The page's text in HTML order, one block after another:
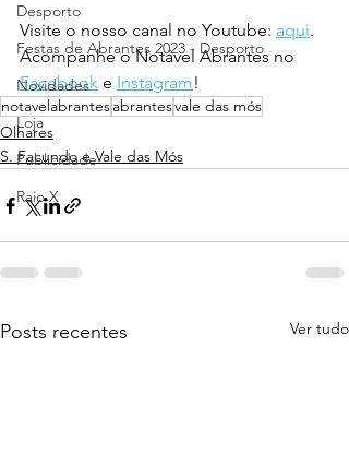
Desporto
Festas de Abrantes 2023 - Desporto
Novidades
Loja
Publicidade
Raio X
Visite o nosso canal no Youtube: aqui.
Acompanhe o Notável Abrantes no
Facebook e Instagram!
notavelabrantesabrantesvale das mós
Olhares
S. Facundo e Vale das Mós
Posts recentes Ver tudo